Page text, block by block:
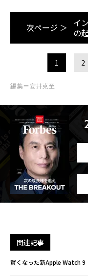
次ページ ＞
イ
の
1 2
編集＝安井克至
関連記事
賢くなった新Apple Watch